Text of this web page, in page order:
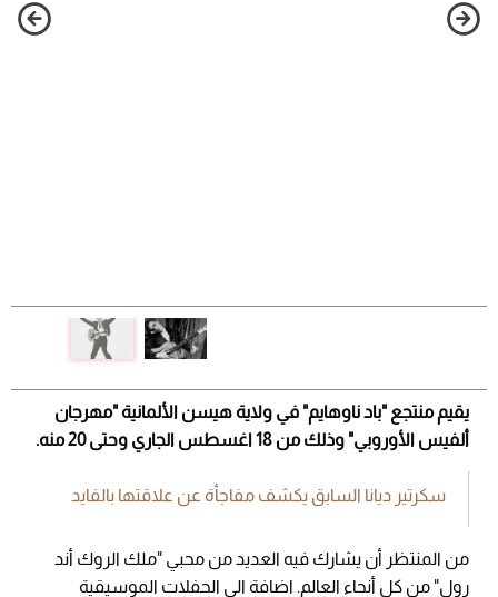
يقيم منتجع "باد ناوهايم" في ولاية هيسن الألمانية "مهرجان
ألفيس الأوروبي" وذلك من 18 اغسطس الجاري وحتى 20 منه.
سكرتير ديانا السابق يكشف مفاجأة عن علاقتها بالفايد
من المنتظر أن يشارك فيه العديد من محبي "ملك الروك أند
رول" من كل أنحاء العالم. اضافة الى الحفلات الموسيقية